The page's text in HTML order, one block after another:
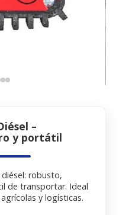
–
y portátil
robusto,
de transportar. Ideal
y logísticas.